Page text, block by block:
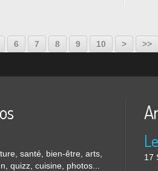
6 7 8 9 10 > >>
santé, bien-être, arts,
quizz, cuisine, photos...
17